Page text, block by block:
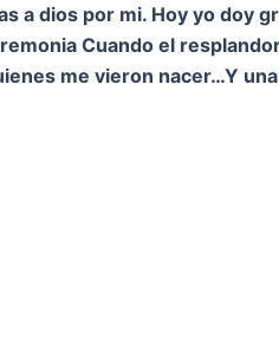
a dios por mi. Hoy yo
Cuando el
me vieron nacer…Y